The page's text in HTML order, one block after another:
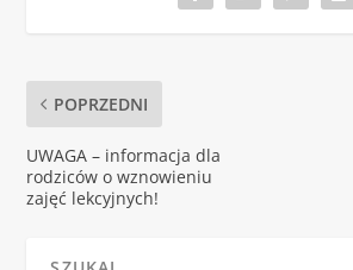
POPRZEDNI
UWAGA – informacja dla
rodziców o wznowieniu
zajęć lekcyjnych!